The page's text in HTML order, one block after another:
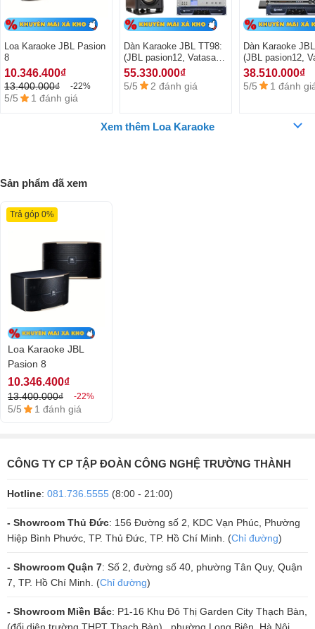
Thiết kế hoàn hảo, đẳng cấp
vòng nhôm màu gold sang bóng, bắt mắt, mạch điều chế phân tần
mới cho âm thanh sống động thu hút người sử dụng.
Logo JBL entertainment trang trọng ở giữa mặt trước của loa, mặt sau
của loa có 2 jack cắm dùng để kết nối các thiết bị.
Nhỏ gọn là 1 lợi thế mạnh của
mà không quá mất nhiều diện tích.
Chất âm hoàn hảo đến từng chi tiết
Loa Karaoke JBL Pasion
8
10.346.400₫
13.400.000₫ -22%
5/5 1 đánh giá
Dàn Karaoke JBL TT98:
(JBL pasion12, Vatasa
V8pro, Vatasa T900 ,
Crown T5, Polk Audio
HTS12)
55.330.000₫
5/5 2 đánh giá
Dàn Karaoke
(JBL pasion12,
V6pro, Vatasa
Crown T5)
38.510.000₫
5/5 1 đánh
Xem thêm Loa Karaoke
Sản phẩm đã xem
Loa Karaoke JBL
Pasion 8
Trả góp 0%
10.346.400₫
13.400.000₫ -22%
5/5 1 đánh giá
CÔNG TY CP TẬP ĐOÀN CÔNG NGHỆ TRƯỜNG THÀNH
Hotline: 081.736.5555 (8:00 - 21:00)
- Showroom Thủ Đức: 156 Đường số 2, KDC Vạn Phúc, Phường
Hiệp Bình Phước, TP. Thủ Đức, TP. Hồ Chí Minh. (Chỉ đường)
- Showroom Quận 7: Số 2, đường số 40, phường Tân Quy, Quận
7, TP. Hồ Chí Minh. (Chỉ đường)
- Showroom Miền Bắc: P1-16 Khu Đô Thị Garden City Thạch Bàn,